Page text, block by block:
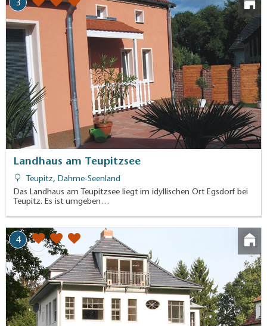
3
Landhaus am Teupitzsee
Teupitz, Dahme-Seenland
Das Landhaus am Teupitzsee liegt im idyllischen Ort Egsdorf bei
Teupitz. Es ist umgeben…
4